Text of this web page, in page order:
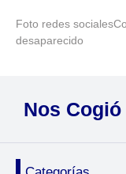
Foto redes
desaparecido
Nos